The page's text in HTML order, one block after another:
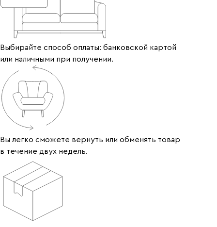
Выбирайте способ оплаты: банковской картой
или наличными при получении.
Вы легко сможете вернуть или обменять товар
в течение двух недель.